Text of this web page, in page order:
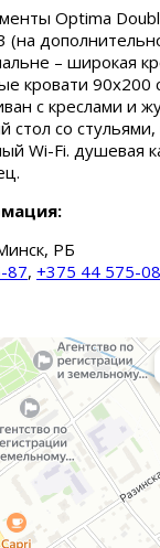
Optima
(на
– широкая
кровати 90х200
с креслами и
стол со
Wi-Fi. душевая
РБ
87, +375 44 575-